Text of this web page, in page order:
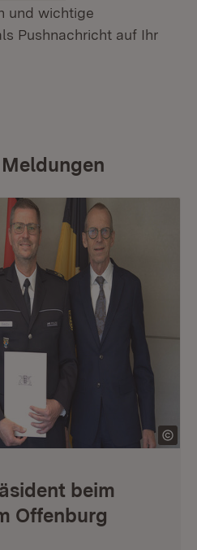
und wichtige
Pushnachricht auf Ihr
beim
Offenburg